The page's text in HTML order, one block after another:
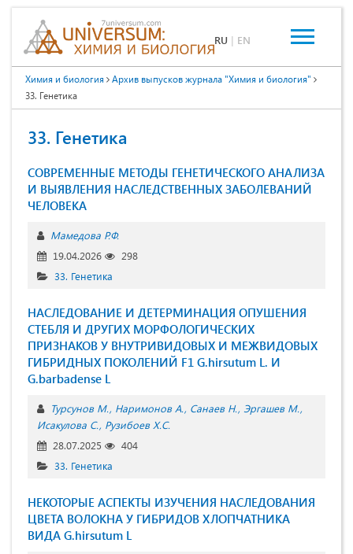
RU | EN
Химия и биология
Архив выпусков журнала "Химия и биология"
33. Генетика
33. Генетика
СОВРЕМЕННЫЕ МЕТОДЫ ГЕНЕТИЧЕСКОГО АНАЛИЗА
И ВЫЯВЛЕНИЯ НАСЛЕДСТВЕННЫХ ЗАБОЛЕВАНИЙ
ЧЕЛОВЕКА
Мамедова Р.Ф.
19.04.2026
298
33. Генетика
НАСЛЕДОВАНИЕ И ДЕТЕРМИНАЦИЯ ОПУШЕНИЯ
СТЕБЛЯ И ДРУГИХ МОРФОЛОГИЧЕСКИХ
ПРИЗНАКОВ У ВНУТРИВИДОВЫХ И МЕЖВИДОВЫХ
ГИБРИДНЫХ ПОКОЛЕНИЙ F1 G.hirsutum L. И
G.barbadense L
Турсунов М. Наримонов А. Санаев Н. Эргашев М.
Исакулова С. Рузибоев Х.С.
28.07.2025
404
33. Генетика
НЕКОТОРЫЕ АСПЕКТЫ ИЗУЧЕНИЯ НАСЛЕДОВАНИЯ
ЦВЕТА ВОЛОКНА У ГИБРИДОВ ХЛОПЧАТНИКА
ВИДА G.hirsutum L